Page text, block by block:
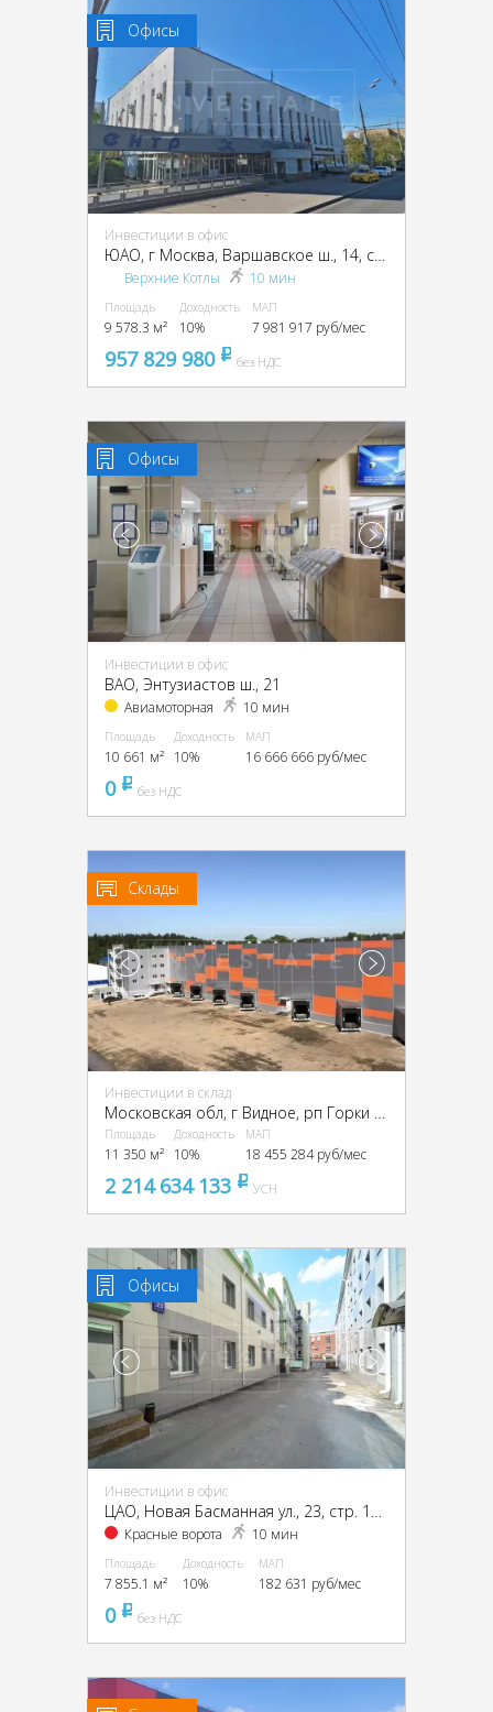
Офисы
Инвестиции в офис
ЮАО, г Москва, Варшавское ш., 14, стр. 1
Верхние Котлы 10 мин
Площадь
9 578.3 м²
Доходность
10%
МАП
7 981 917 руб/мес
957 829 980 pуббез НДС
Офисы
Инвестиции в офис
ВАО, Энтузиастов ш., 21
Авиамоторная 10 мин
Площадь
10 661 м²
Доходность
10%
МАП
16 666 666 руб/мес
0 pуббез НДС
Склады
Инвестиции в склад
Московская обл, г Видное, рп Горки Ленинские, Промзона Технопарк улица Восточная, Московская обл., промзона Технопарк, Восточная ул.
Площадь
11 350 м²
Доходность
10%
МАП
18 455 284 руб/мес
2 214 634 133 pуб
УСН
Офисы
Инвестиции в офис
Красные ворота 10 мин
Площадь
7 855.1 м²
Доходность
10%
МАП
182 631 руб/мес
0 pуббез НДС